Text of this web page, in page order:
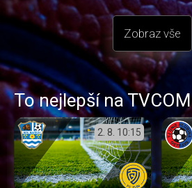
Zobraz vše
To nejlepší na TVCOM
2. 8. 10:15